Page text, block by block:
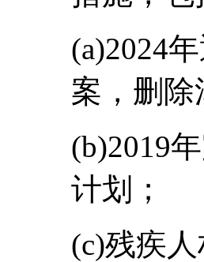
(a)2024
案，删
(b)2019
计划；
(c)残疾